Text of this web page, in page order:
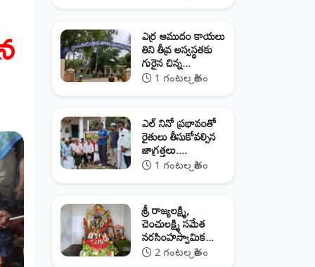
ఎర్ర ఆముదం కాయలు
తిని తీవ్ర అస్వస్థతకు
గురైన చిన్న...
1 గంటల క్రితం
ఎల్ నినో ప్రభావంతో
రైతులు తీసుకోవల్సిన
జాగ్రత్తలు....
1 గంటల క్రితం
శ్రీ రాజ్యలక్ష్మి,
చెంచులక్ష్మి సమేత
నరసింహస్వామిక...
2 గంటల క్రితం